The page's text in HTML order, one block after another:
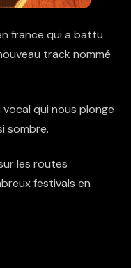
france qui a battu
track nommé
qui nous plonge
sombre.
les routes
festivals en